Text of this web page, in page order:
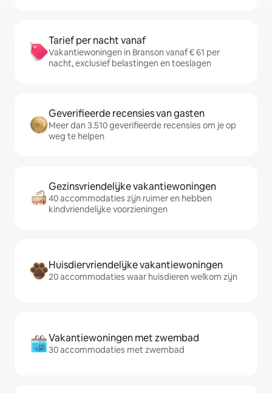
Tarief per nacht vanaf
Vakantiewoningen in Branson vanaf € 61 per
nacht, exclusief belastingen en toeslagen
Geverifieerde recensies van gasten
Meer dan 3.510 geverifieerde recensies om je op
weg te helpen
Gezinsvriendelijke vakantiewoningen
40 accommodaties zijn ruimer en hebben
kindvriendelijke voorzieningen
Huisdiervriendelijke vakantiewoningen
20 accommodaties waar huisdieren welkom zijn
Vakantiewoningen met zwembad
30 accommodaties met zwembad